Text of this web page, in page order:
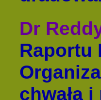
Dr
Raportu
chwała